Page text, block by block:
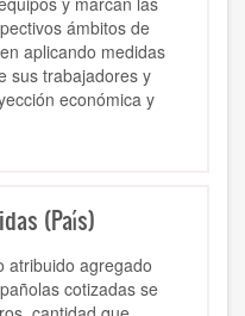
ámbitos de
aplicando medidas
sus trabajadores y
económica y
(País)
atribuido agregado
cotizadas se